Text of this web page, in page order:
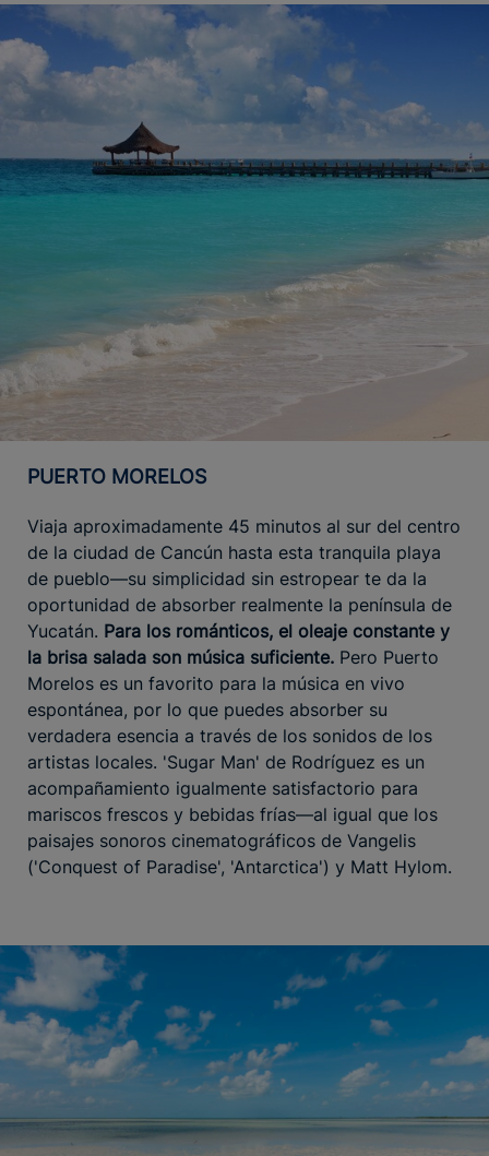
PUERTO MORELOS
Viaja aproximadamente 45 minutos al sur del centro
de la ciudad de Cancún hasta esta tranquila playa
de pueblo—su simplicidad sin estropear te da la
oportunidad de absorber realmente la península de
Yucatán. Para los románticos, el oleaje constante y
la brisa salada son música suficiente. Pero Puerto
Morelos es un favorito para la música en vivo
espontánea, por lo que puedes absorber su
verdadera esencia a través de los sonidos de los
artistas locales. 'Sugar Man' de Rodríguez es un
acompañamiento igualmente satisfactorio para
mariscos frescos y bebidas frías—al igual que los
paisajes sonoros cinematográficos de Vangelis
('Conquest of Paradise', 'Antarctica') y Matt Hylom.